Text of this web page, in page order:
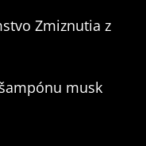
Zmiznutia z
musk